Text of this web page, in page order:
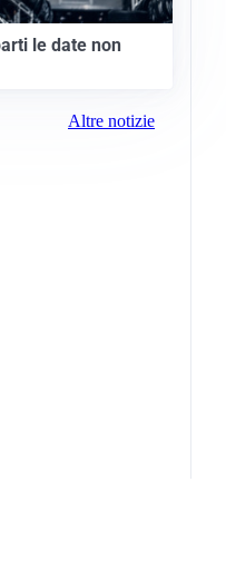
le date non
Altre notizie